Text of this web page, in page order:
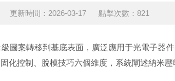
更新時間：2026-03-17 點擊次數：821
案轉移到基底表面，廣泛應用于光電子器
控制、脫模技巧六個維度，系統闡述納米壓